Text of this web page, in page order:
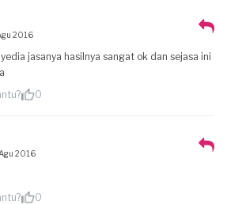
2016
jasanya hasilnya sangat ok dan sejasa ini
0
2016
0